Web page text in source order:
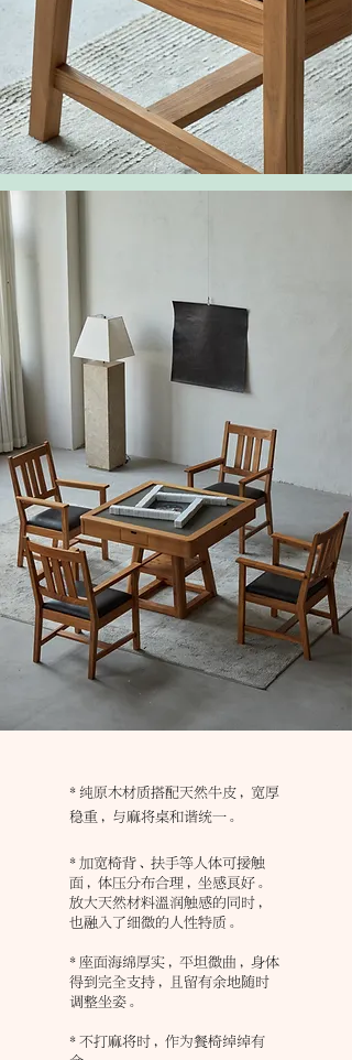
* 纯原木材质搭配天然牛皮，宽厚
稳重，与麻将桌和谐统一。
* 加宽椅背、扶手等人体可接触
面，体压分布合理，坐感良好。
放大天然材料温润触感的同时，
也融入了细微的人性特质。
* 座面海绵厚实，平坦微曲，身体
得到完全支持，且留有余地随时
调整坐姿。
* 不打麻将时，作为餐椅绰绰有